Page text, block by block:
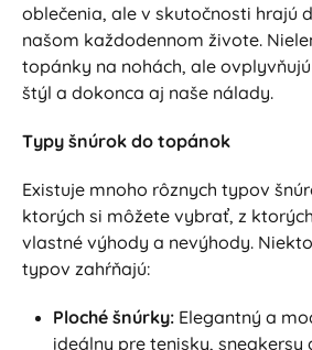
oblečenia, ale v skutočnosti hrajú
našom každodennom živote.
topánky na nohách, ale
štýl a dokonca aj naše nálady.
Typy šnúrok do topánok
Existuje mnoho rôznych typov
ktorých si môžete vybrať, z
vlastné výhody a nevýhody.
typov zahŕňajú:
Ploché šnúrky:Elegantný a
ideálny pre tenisky, sneakersy